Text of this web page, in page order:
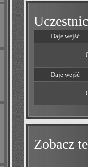
Daje wejść
Daje wejść
Zobacz